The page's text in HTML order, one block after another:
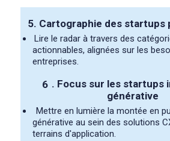
5. Cartographie des startups
Lire le radar à travers des
actionnables, alignées sur les
entreprises.
6 . Focus sur les startups
générative
Mettre en lumière la montée en
générative au sein des solutions
terrains d'application.